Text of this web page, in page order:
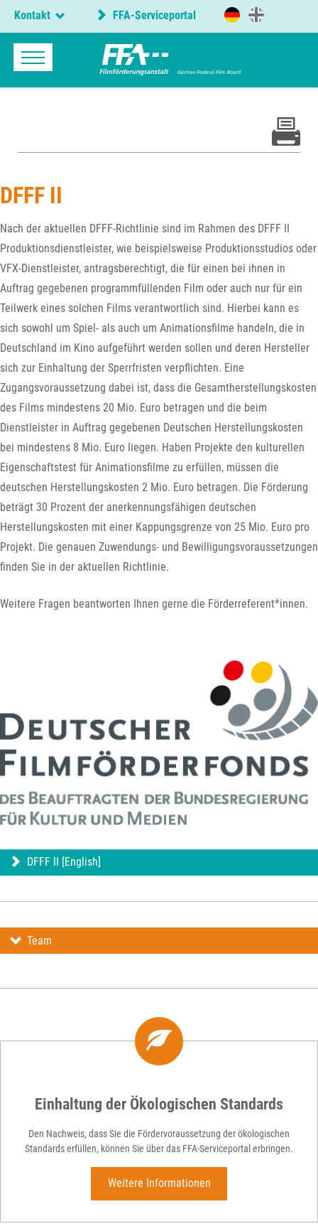
Kontakt FFA-Serviceportal
DFFF II
Nach der aktuellen DFFF-Richtlinie sind im Rahmen des DFFF II
Produktionsdienstleister, wie beispielsweise Produktionsstudios oder
VFX-Dienstleister, antragsberechtigt, die für einen bei ihnen in
Auftrag gegebenen programmfüllenden Film oder auch nur für ein
Teilwerk eines solchen Films verantwortlich sind. Hierbei kann es
sich sowohl um Spiel- als auch um Animationsfilme handeln, die in
Deutschland im Kino aufgeführt werden sollen und deren Hersteller
sich zur Einhaltung der Sperrfristen verpflichten. Eine
Zugangsvoraussetzung dabei ist, dass die Gesamtherstellungskosten
des Films mindestens 20 Mio. Euro betragen und die beim
Dienstleister in Auftrag gegebenen Deutschen Herstellungskosten
bei mindestens 8 Mio. Euro liegen. Haben Projekte den kulturellen
Eigenschaftstest für Animationsfilme zu erfüllen, müssen die
deutschen Herstellungskosten 2 Mio. Euro betragen. Die Förderung
beträgt 30 Prozent der anerkennungsfähigen deutschen
Herstellungskosten mit einer Kappungsgrenze von 25 Mio. Euro pro
Projekt. Die genauen Zuwendungs- und Bewilligungsvoraussetzungen
finden Sie in der aktuellen Richtlinie.
Weitere Fragen beantworten Ihnen gerne die Förderreferent*innen.
DFFF II [English]
Team
Einhaltung der Ökologischen Standards
Den Nachweis, dass Sie die Fördervoraussetzung der ökologischen
Standards erfüllen, können Sie über das FFA-Serviceportal erbringen.
Weitere Informationen